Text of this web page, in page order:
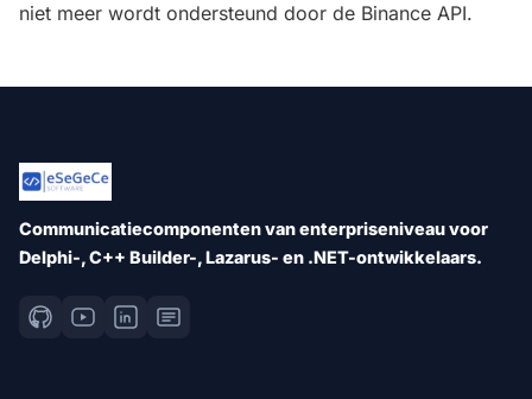
niet meer wordt ondersteund door de Binance API.
Communicatiecomponenten van enterpriseniveau voor
Delphi-, C++ Builder-, Lazarus- en .NET-ontwikkelaars.